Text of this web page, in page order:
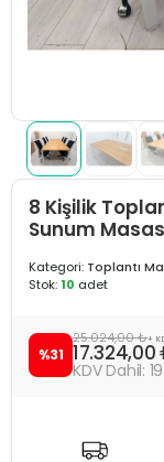
8 Kişilik
Sunum
Kategori: Toplantı
Stok: 10 adet
%31
25.024,00 ₺+
17.324,00